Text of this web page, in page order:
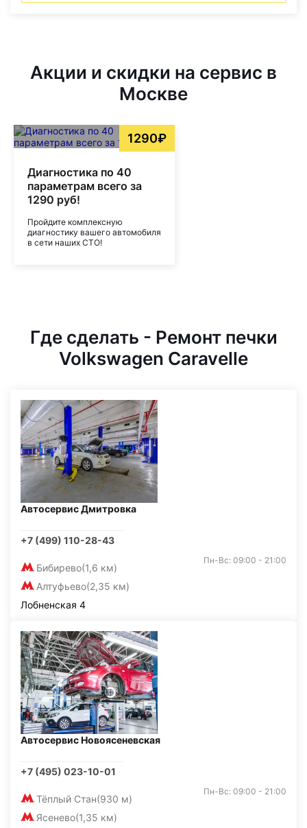
Акции и скидки на сервис в
Москве
1290₽
Диагностика по 40
параметрам всего за
1290 руб!
Пройдите комплексную
диагностику вашего автомобиля
в сети наших СТО!
Где сделать - Ремонт печки
Volkswagen Caravelle
Автосервис Дмитровка
+7 (499) 110-28-43
Бибирево(1,6 км)
Алтуфьево(2,35 км)
Пн-Вс: 09:00 - 21:00
Лобненская 4
Автосервис Новоясеневская
+7 (495) 023-10-01
Тёплый Стан(930 м)
Ясенево(1,35 км)
Пн-Вс: 09:00 - 21:00